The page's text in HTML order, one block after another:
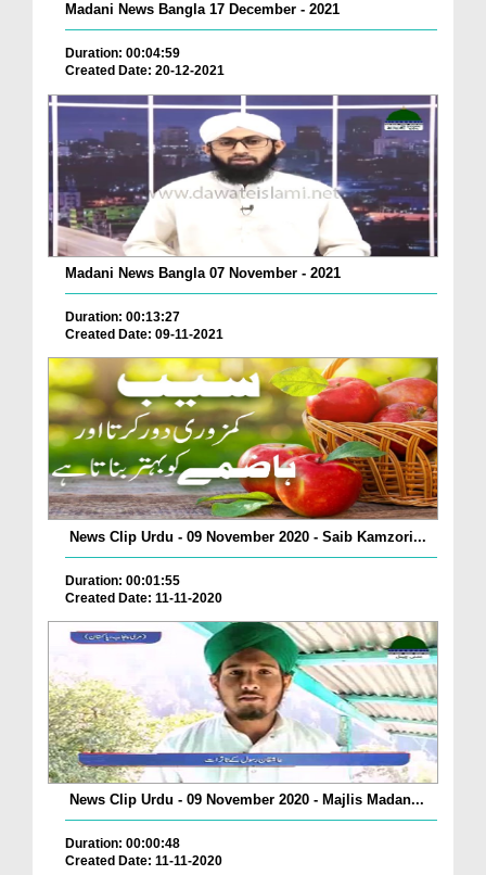
Madani News Bangla 17 December - 2021
Duration: 00:04:59
Created Date: 20-12-2021
Madani News Bangla 07 November - 2021
Duration: 00:13:27
Created Date: 09-11-2021
News Clip Urdu - 09 November 2020 - Saib Kamzori...
Duration: 00:01:55
Created Date: 11-11-2020
News Clip Urdu - 09 November 2020 - Majlis Madan...
Duration: 00:00:48
Created Date: 11-11-2020